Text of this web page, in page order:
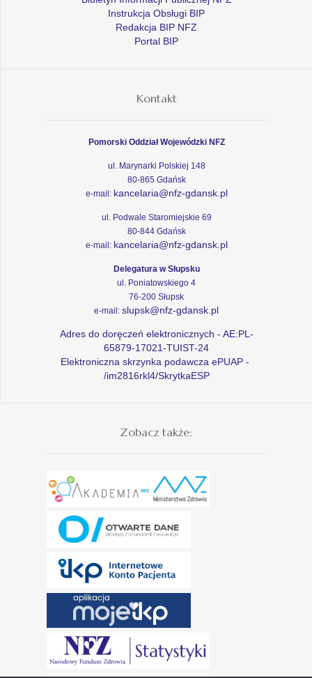
Instrukcja Obsługi BIP
Redakcja BIP NFZ
Portal BIP
Kontakt
Pomorski Oddział Wojewódzki NFZ
ul. Marynarki Polskiej 148
80-865 Gdańsk
e-mail: kancelaria@nfz-gdansk.pl
ul. Podwale Staromiejskie 69
80-844 Gdańsk
e-mail: kancelaria@nfz-gdansk.pl
Delegatura w Słupsku
ul. Poniatowskiego 4
76-200 Słupsk
e-mail: slupsk@nfz-gdansk.pl
Adres do doręczeń elektronicznych - AE:PL-
65879-17021-TUIST-24
Elektroniczna skrzynka podawcza ePUAP -
/im2816rkl4/SkrytkaESP
Zobacz także: